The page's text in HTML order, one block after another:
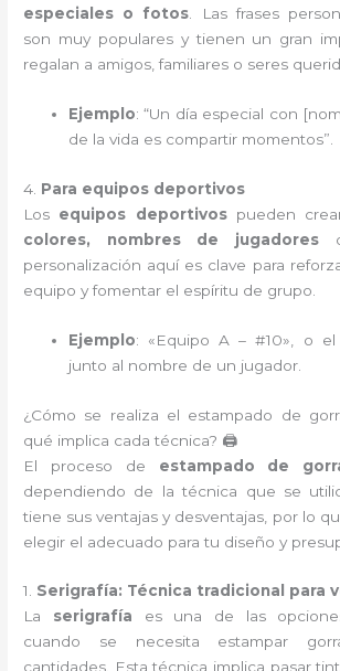
especiales o fotos . Las frases
son muy populares y tienen un gran
regalan a amigos, familiares o seres
Ejemplo: “Un día especial con
de la vida es compartir momentos”.
4. Para equipos deportivos
Los equipos deportivospueden
colores, nombres de jugadores
personalización aquí es clave para
equipo y fomentar el espíritu de grupo.
Ejemplo: «Equipo A – #10», o
junto al nombre de un jugador.
¿Cómo se realiza el estampado de
qué implica cada técnica? 🖨️
El proceso de estampado de
dependiendo de la técnica que se
tiene sus ventajas y desventajas, por lo
elegir el adecuado para tu diseño y
1. Serigrafía: Técnica tradicional para
La serigrafía es una de las
cuando se necesita estampar
cantidades. Esta técnica implica pasar